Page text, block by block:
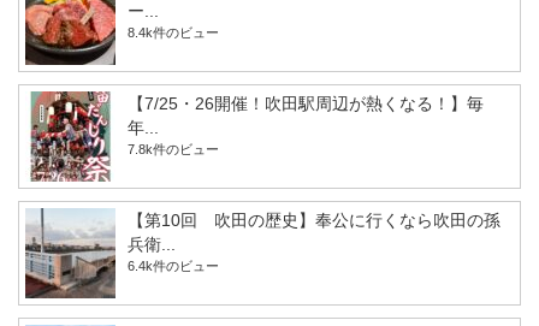
ー...
8.4k件のビュー
【7/25・26開催！吹田駅周辺が熱くなる！】毎
年...
7.8k件のビュー
【第10回 吹田の歴史】奉公に行くなら吹田の孫
兵衛...
6.4k件のビュー